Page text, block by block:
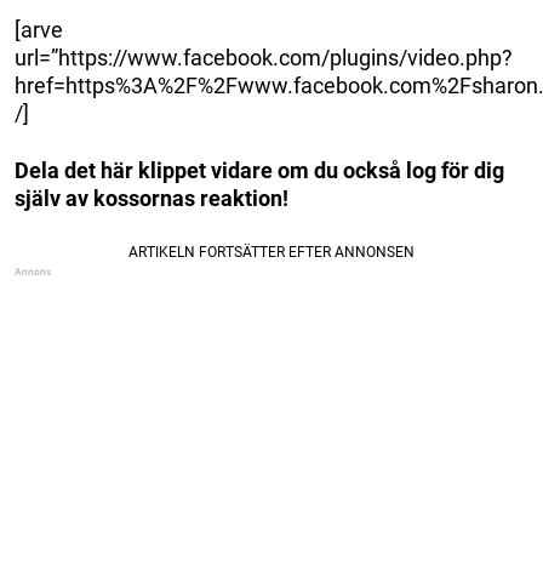
[arve
url=”https://www.facebook.com/plugins/video.php?
/]
Dela det här klippet vidare om du också log för dig
själv av kossornas reaktion!